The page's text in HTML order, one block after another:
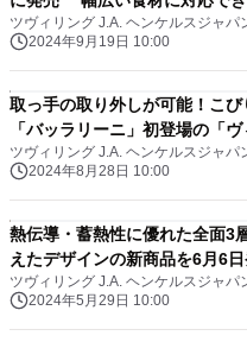
ツヴィリング J.A. ヘンケルスジャパ
2024年9月19日 10:00
取っ手の取り外しが可能！こ
「バッラリーニ」初登場の「
ツヴィリング J.A. ヘンケルスジャパ
2024年8月28日 10:00
熱伝導・蓄熱性に優れた全面
えたデザインの新商品を6月6
ツヴィリング J.A. ヘンケルスジャパ
2024年5月29日 10:00